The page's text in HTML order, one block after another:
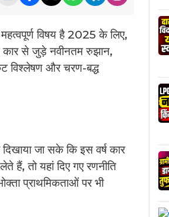
विषय है 2025 के लिए,
कार से जुड़े नवीनतम रुझान,
विश्लेषण और चरण-बद्ध
दिखाया जा सके कि इस वर्ष कार
तो यहां दिए गए रणनीति
प्राथमिकताओं पर भी